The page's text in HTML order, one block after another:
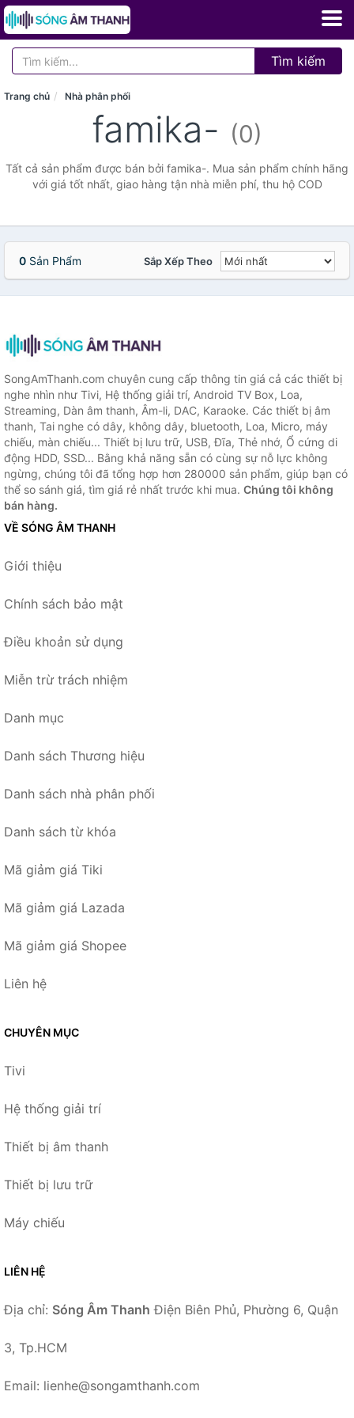
Tìm kiếm
Trang chủ Nhà phân phối
famika- (0)
Tất cả sản phẩm được bán bởi famika-. Mua sản phẩm chính hãng
với giá tốt nhất, giao hàng tận nhà miễn phí, thu hộ COD
0 Sản Phẩm Sắp Xếp Theo
SongAmThanh.com chuyên cung cấp thông tin giá cả các thiết bị
nghe nhìn như Tivi, Hệ thống giải trí, Android TV Box, Loa,
Streaming, Dàn âm thanh, Âm-li, DAC, Karaoke. Các thiết bị âm
thanh, Tai nghe có dây, không dây, bluetooth, Loa, Micro, máy
chiếu, màn chiếu... Thiết bị lưu trữ, USB, Đĩa, Thẻ nhớ, Ổ cứng di
động HDD, SSD... Bằng khả năng sẵn có cùng sự nỗ lực không
ngừng, chúng tôi đã tổng hợp hơn 280000 sản phẩm, giúp bạn có
thể so sánh giá, tìm giá rẻ nhất trước khi mua. Chúng tôi không
bán hàng.
VỀ SÓNG ÂM THANH
Giới thiệu
Chính sách bảo mật
Điều khoản sử dụng
Miễn trừ trách nhiệm
Danh mục
Danh sách Thương hiệu
Danh sách nhà phân phối
Danh sách từ khóa
Mã giảm giá Tiki
Mã giảm giá Lazada
Mã giảm giá Shopee
Liên hệ
CHUYÊN MỤC
Tivi
Hệ thống giải trí
Thiết bị âm thanh
Thiết bị lưu trữ
Máy chiếu
LIÊN HỆ
Địa chỉ: Sóng Âm Thanh Điện Biên Phủ, Phường 6, Quận
3, Tp.HCM
Email: lienhe@songamthanh.com